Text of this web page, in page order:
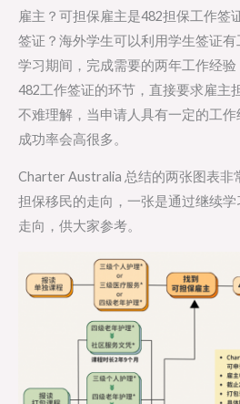
雇主？可担保雇主是482担保工作签
签证？海外学生可以利用学生签证
学习期间，完成需要的两年工作经
482工作签证的环节，直接要求雇主
不难理解，当申请人具有一定的工
成功率会高很多。
Charter Australia 总结的两张图表非
担保移民的走向，一张是通过继续
走向，供大家参考。